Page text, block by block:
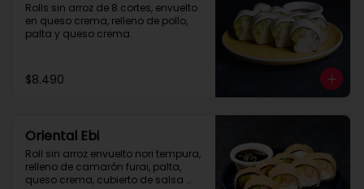
Rolls sin arroz de 8 cortes, envuelto
en queso crema, relleno de pollo,
palta y queso crema.
$8.490
Oriental Ebi
Roll sin arroz envuelto nori tempura,
relleno de camarón furai, palta,
queso crema, cubierto de salsa